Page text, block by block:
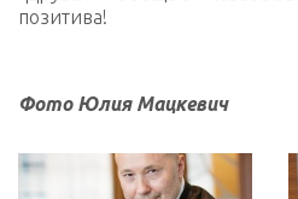
позитива!
Фото Юлия Мацкевич